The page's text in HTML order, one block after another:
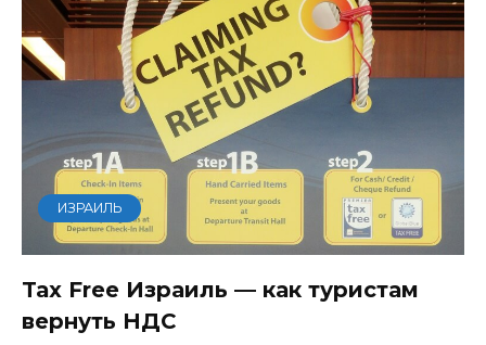
ИЗРАИЛЬ
Tax Free Израиль — как туристам
вернуть НДС